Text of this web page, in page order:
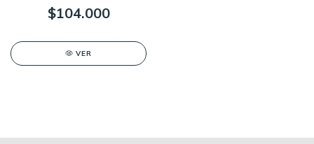
$104.000
VER